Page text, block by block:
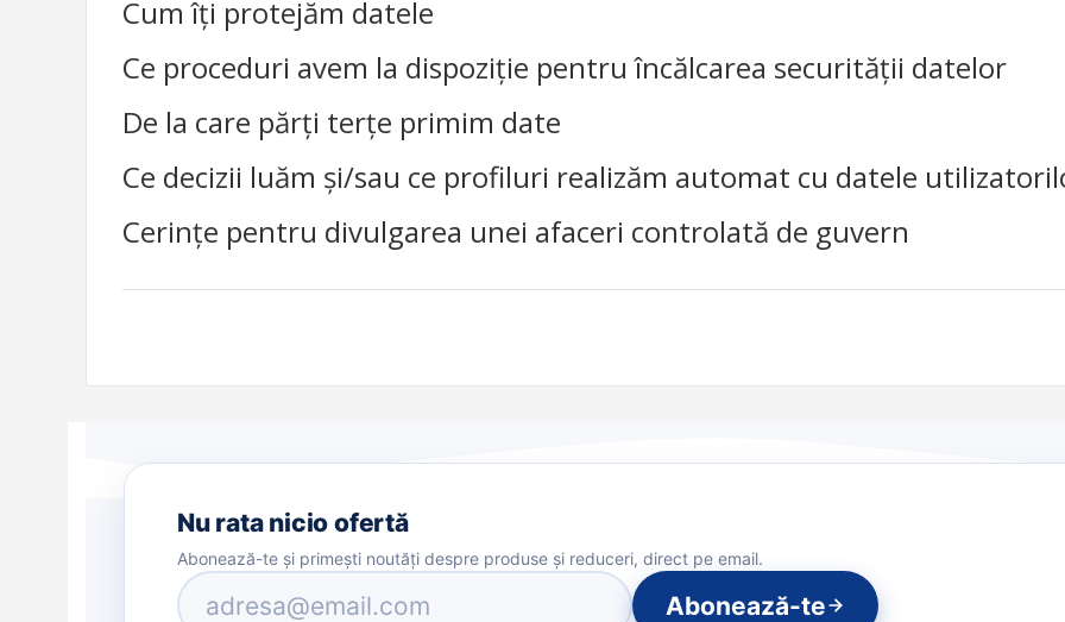
Cum îți protejăm datele
Ce proceduri avem la dispoziție pentru încălcarea securității datelor
De la care părți terțe primim date
Ce decizii luăm și/sau ce profiluri realizăm automat cu datele
Cerințe pentru divulgarea unei afaceri controlată de guvern
Nu rata nicio ofertă
Abonează-te și primești noutăți despre produse și reduceri, direct pe email.
Abonează-te